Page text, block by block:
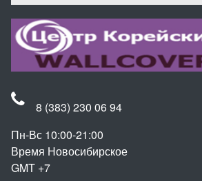
8 (383) 230 06 94
Пн-Вс 10:00-21:00
Время Новосибирское
GMT +7